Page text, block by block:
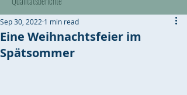
Eine Weihnachtsfeier im
Spätsommer
Sep 30, 2022 1 min read